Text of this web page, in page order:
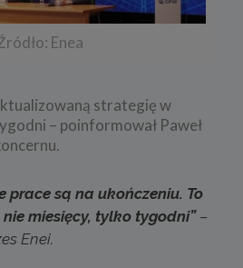
Enea
strategię w
– poinformował Paweł
prace są na ukończeniu. To
miesięcy, tylko tygodni”–
Enei.